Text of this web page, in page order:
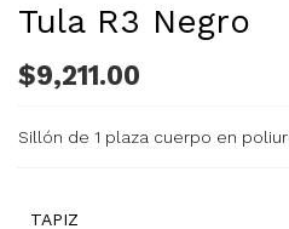
Tula R3 Negro
$9,211.00
Sillón de 1 plaza cuerpo en
TAPIZ